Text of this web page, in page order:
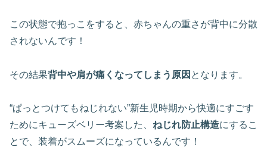
この状態で抱っこをすると、赤ちゃんの重さが背中に分散
されないんです！
その結果背中や肩が痛くなってしまう原因 となります。
“ぱっとつけてもねじれない”新生児時期から快適にすごす
ためにキューズベリー考案した、 ねじれ防止構造にするこ
とで、装着がスムーズになっているんです！